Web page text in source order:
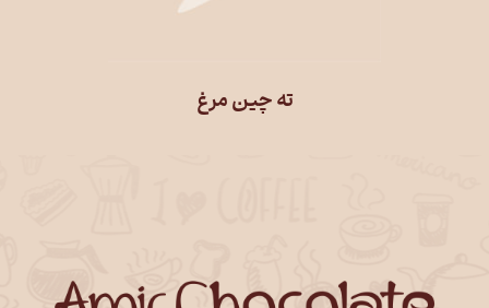
ته چین مرغ